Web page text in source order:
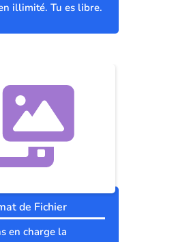
illimité. Tu es libre.
de Fichier
en charge la